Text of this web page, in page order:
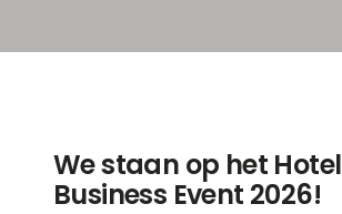
We staan op het Hotel
Business Event 2026!